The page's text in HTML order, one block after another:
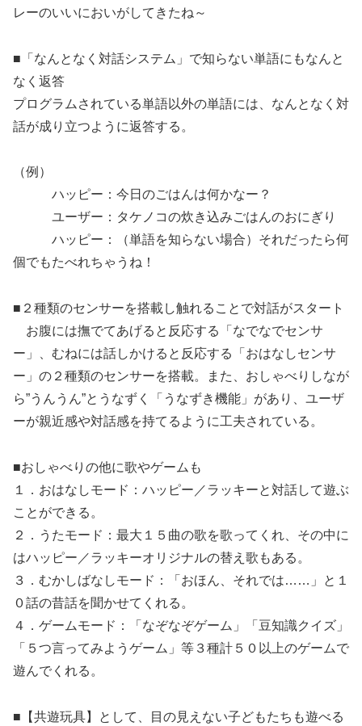
レーのいいにおいがしてきたね～
■「なんとなく対話システム」で知らない単語にもなんと
なく返答
プログラムされている単語以外の単語には、なんとなく対
話が成り立つように返答する。
（例）
ハッピー：今日のごはんは何かなー？
ユーザー：タケノコの炊き込みごはんのおにぎり
ハッピー：（単語を知らない場合）それだったら何
個でもたべれちゃうね！
■２種類のセンサーを搭載し触れることで対話がスタート
お腹には撫でてあげると反応する「なでなでセンサ
ー」、むねには話しかけると反応する「おはなしセンサ
ー」の２種類のセンサーを搭載。また、おしゃべりしなが
ら”うんうん”とうなずく「うなずき機能」があり、ユーザ
ーが親近感や対話感を持てるように工夫されている。
■おしゃべりの他に歌やゲームも
１．おはなしモード：ハッピー／ラッキーと対話して遊ぶ
ことができる。
２．うたモード：最大１５曲の歌を歌ってくれ、その中に
はハッピー／ラッキーオリジナルの替え歌もある。
３．むかしばなしモード：「おほん、それでは……」と１
０話の昔話を聞かせてくれる。
４．ゲームモード：「なぞなぞゲーム」「豆知識クイズ」
「５つ言ってみようゲーム」等３種計５０以上のゲームで
遊んでくれる。
■【共遊玩具】として、目の見えない子どもたちも遊べる